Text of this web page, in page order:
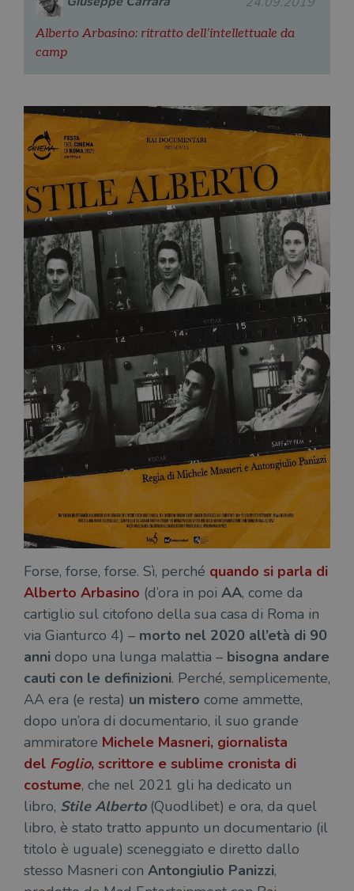
Alberto Arbasino: ritratto dell’intellettuale da
camp
Forse, forse, forse. Sì, perché quando si parla di
Alberto Arbasino (d’ora in poi AA, come da
cartiglio sul citofono della sua casa di Roma in
via Gianturco 4) – morto nel 2020 all’età di 90
anni dopo una lunga malattia – bisogna andare
cauti con le definizioni. Perché, semplicemente,
AA era (e resta) un mistero come ammette,
dopo un’ora di documentario, il suo grande
ammiratore Michele Masneri, giornalista
del Foglio, scrittore e sublime cronista di
costume, che nel 2021 gli ha dedicato un
libro, Stile Alberto(Quodlibet) e ora, da quel
libro, è stato tratto appunto un documentario (il
titolo è uguale) sceneggiato e diretto dallo
stesso Masneri con Antongiulio Panizzi,